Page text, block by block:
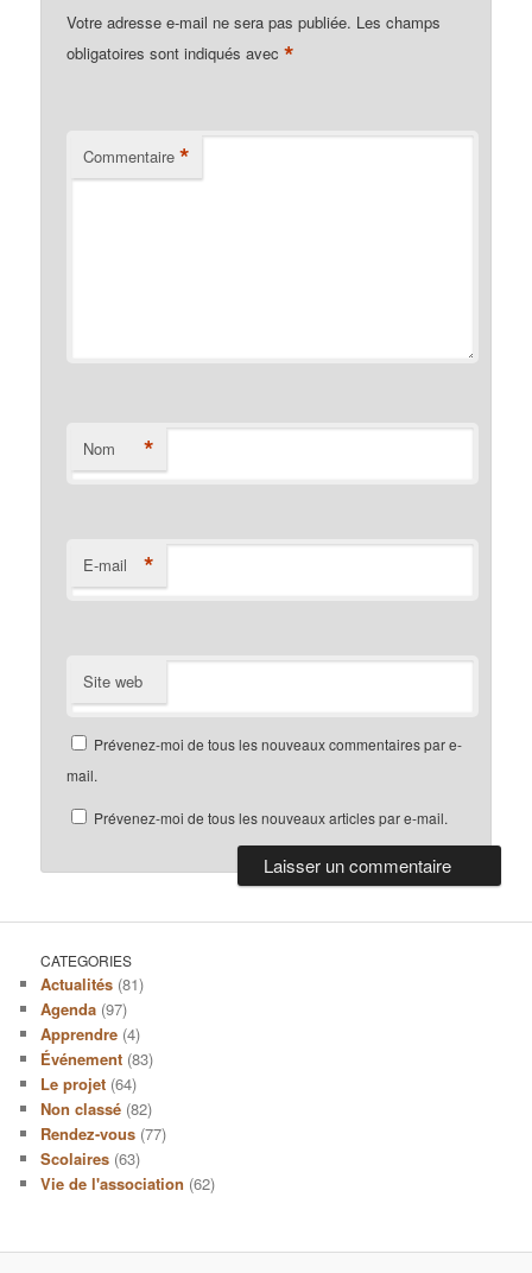
Votre adresse e-mail ne sera pas publiée. Les champs
obligatoires sont indiqués avec*
Commentaire *
Nom *
E-mail *
Site web
Prévenez-moi de tous les nouveaux commentaires par e-
mail.
Prévenez-moi de tous les nouveaux articles par e-mail.
CATEGORIES
Actualités (81)
Agenda (97)
Apprendre (4)
Événement (83)
Le projet (64)
Non classé (82)
Rendez-vous (77)
Scolaires (63)
Vie de l'association (62)